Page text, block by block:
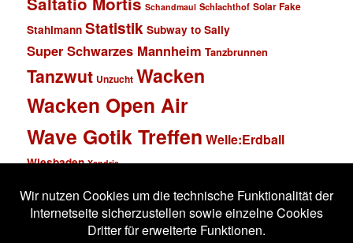
Schandmaul Schlachthof Solar Fake
Stahlmann Statistik Subway to Sally
Super Schwarzes Mannheim Tanzbrunnen
Tanzwut Unzucht Wacken
Wacken Open Air
Wave Gotik Treffen Welle:Erdball
Wiesbaden Xandria
Impressum